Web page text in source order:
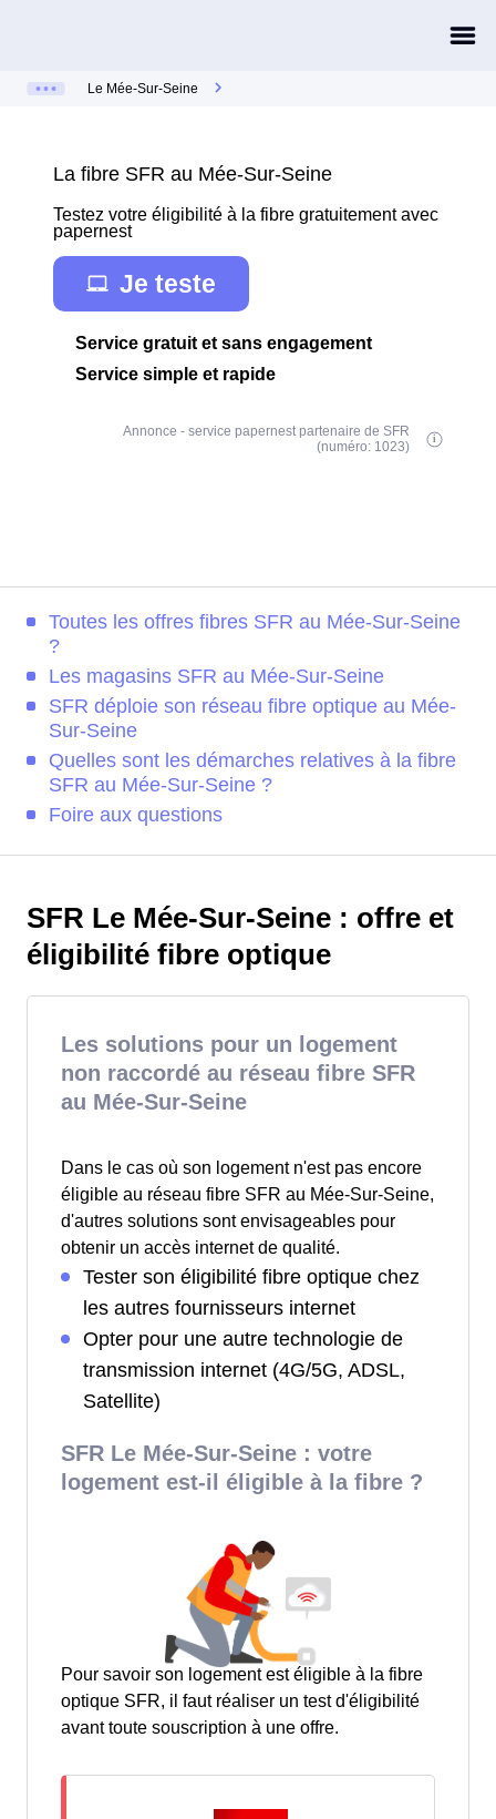
Le Mée-Sur-Seine
La fibre SFR au Mée-Sur-Seine
Testez votre éligibilité à la fibre gratuitement avec
papernest
Je teste
Service gratuit et sans engagement
Service simple et rapide
Annonce - service papernest partenaire de SFR
(numéro: 1023)
Toutes les offres fibres SFR au Mée-Sur-Seine
?
Les magasins SFR au Mée-Sur-Seine
SFR déploie son réseau fibre optique au Mée-
Sur-Seine
Quelles sont les démarches relatives à la fibre
SFR au Mée-Sur-Seine ?
Foire aux questions
SFR Le Mée-Sur-Seine : offre et
éligibilité fibre optique
Les solutions pour un logement
non raccordé au réseau fibre SFR
au Mée-Sur-Seine
Dans le cas où son logement n'est pas encore
éligible au réseau fibre SFR au Mée-Sur-Seine,
d'autres solutions sont envisageables pour
obtenir un accès internet de qualité.
Tester son éligibilité fibre optique chez
les autres fournisseurs internet
Opter pour une autre technologie de
transmission internet (4G/5G, ADSL,
Satellite)
SFR Le Mée-Sur-Seine : votre
logement est-il éligible à la fibre ?
Pour savoir son logement est éligible à la fibre
optique SFR, il faut réaliser un test d'éligibilité
avant toute souscription à une offre.